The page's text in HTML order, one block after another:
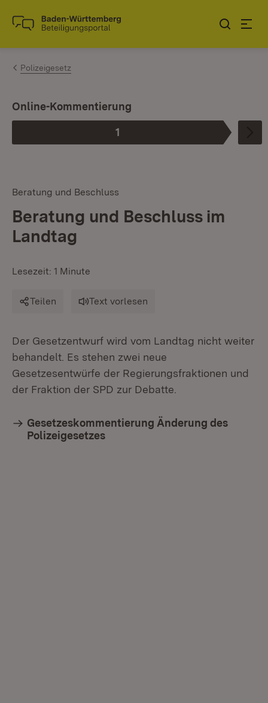
Zum Inhalt springen
Link zur Startseite
Polizeigesetz
Phase
1
:
Online-Kommentierung
Beratung und Beschluss
Beratung und Beschluss im
Landtag
Lesezeit: 1 Minute
Teilen Text vorlesen
Der Gesetzentwurf wird vom Landtag nicht weiter
behandelt. Es stehen zwei neue
Gesetzesentwürfe der Regierungsfraktionen und
der Fraktion der SPD zur Debatte.
Gesetzeskommentierung Änderung des
Polizeigesetzes